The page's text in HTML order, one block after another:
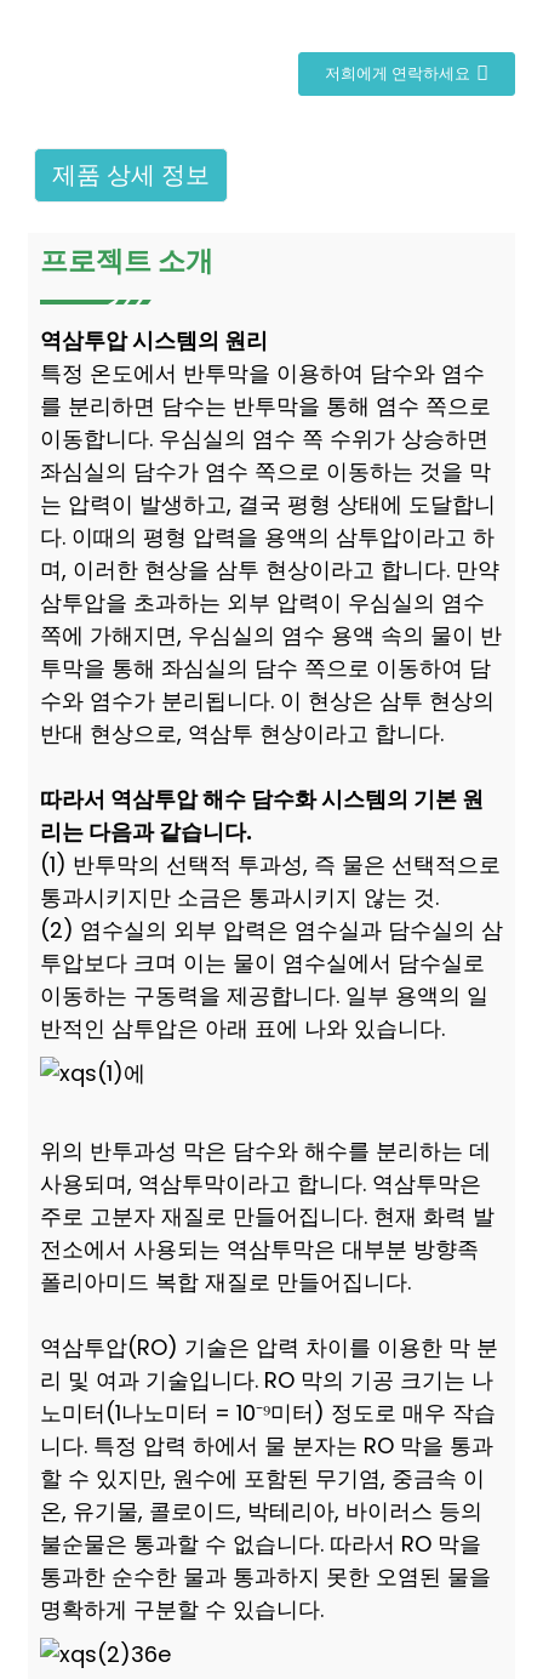
저희에게 연락하세요
제품 상세 정보
프로젝트 소개
역삼투압 시스템의 원리
특정 온도에서 반투막을 이용하여 담수와 염수
를 분리하면 담수는 반투막을 통해 염수 쪽으로
이동합니다. 우심실의 염수 쪽 수위가 상승하면
좌심실의 담수가 염수 쪽으로 이동하는 것을 막
는 압력이 발생하고, 결국 평형 상태에 도달합니
다. 이때의 평형 압력을 용액의 삼투압이라고 하
며, 이러한 현상을 삼투 현상이라고 합니다. 만약
삼투압을 초과하는 외부 압력이 우심실의 염수
쪽에 가해지면, 우심실의 염수 용액 속의 물이 반
투막을 통해 좌심실의 담수 쪽으로 이동하여 담
수와 염수가 분리됩니다. 이 현상은 삼투 현상의
반대 현상으로, 역삼투 현상이라고 합니다.
따라서 역삼투압 해수 담수화 시스템의 기본 원
리는 다음과 같습니다.
(1) 반투막의 선택적 투과성, 즉 물은 선택적으로
통과시키지만 소금은 통과시키지 않는 것.
(2) 염수실의 외부 압력은 염수실과 담수실의 삼
투압보다 크며 이는 물이 염수실에서 담수실로
이동하는 구동력을 제공합니다. 일부 용액의 일
반적인 삼투압은 아래 표에 나와 있습니다.
위의 반투과성 막은 담수와 해수를 분리하는 데
사용되며, 역삼투막이라고 합니다. 역삼투막은
주로 고분자 재질로 만들어집니다. 현재 화력 발
전소에서 사용되는 역삼투막은 대부분 방향족
폴리아미드 복합 재질로 만들어집니다.
역삼투압(RO) 기술은 압력 차이를 이용한 막 분
리 및 여과 기술입니다. RO 막의 기공 크기는 나
노미터(1나노미터 = 10⁻⁹미터) 정도로 매우 작습
니다. 특정 압력 하에서 물 분자는 RO 막을 통과
할 수 있지만, 원수에 포함된 무기염, 중금속 이
온, 유기물, 콜로이드, 박테리아, 바이러스 등의
불순물은 통과할 수 없습니다. 따라서 RO 막을
통과한 순수한 물과 통과하지 못한 오염된 물을
명확하게 구분할 수 있습니다.